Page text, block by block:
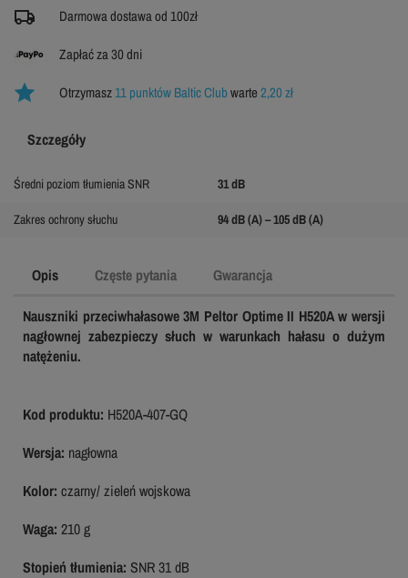
Darmowa dostawa od 100zł
Zapłać za 30 dni
Otrzymasz11 punktów Baltic Clubwarte2,20 zł
Opis Częste pytania Gwarancja
Nauszniki przeciwhałasowe 3M Peltor Optime II H520A w wersji
nagłownej zabezpieczy słuch w warunkach hałasu o dużym
natężeniu.
Kod produktu: H520A-407-GQ
Wersja: nagłowna
Kolor: czarny/ zieleń wojskowa
Waga: 210 g
Stopień tłumienia: SNR 31 dB
Szczegóły
Średni poziom tłumienia SNR 31 dB
Zakres ochrony słuchu 94 dB (A) – 105 dB (A)